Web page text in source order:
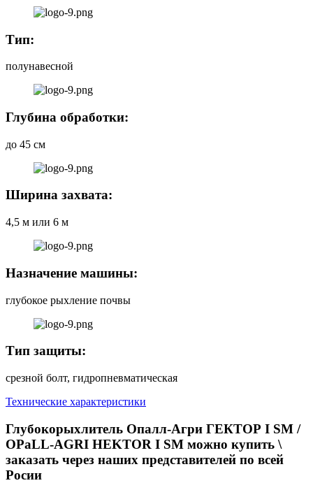
Тип:
полунавесной
Глубина обработки:
до 45 см
Ширина захвата:
4,5 м или 6 м
Назначение машины:
глубокое рыхление почвы
Тип защиты:
срезной болт, гидропневматическая
Технические характеристики
Глубокорыхлитель Опалл-Агри ГЕКТОР I SM /
OPaLL-AGRI HEKTOR I SM можно купить \
заказать через наших представителей по всей
Росии